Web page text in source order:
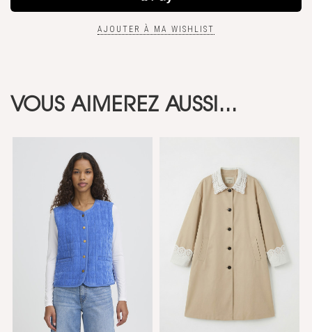
AJOUTER À MA WISHLIST
VOUS AIMEREZ AUSSI...